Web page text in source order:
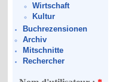
Wirtschaft
Kultur
Buchrezensionen
Archiv
Mitschnitte
Rechercher